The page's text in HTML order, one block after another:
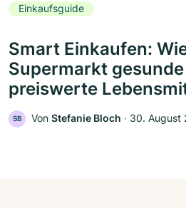
Einkaufsguide
Smart Einkaufen:
Supermarkt
preiswerte
SB Von Stefanie Bloch ‧ 30. August